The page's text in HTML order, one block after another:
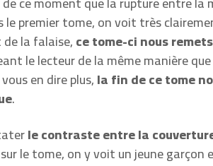
le premier tome, on voit très
la falaise,ce tome-ci nous
le lecteur de la même manière
en dire plus,la fin de ce tome
.
le contraste entre la
le tome, on y voit un jeune garçon